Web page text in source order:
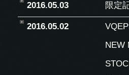
2016.05.03 限定
2016.05.02
NEW